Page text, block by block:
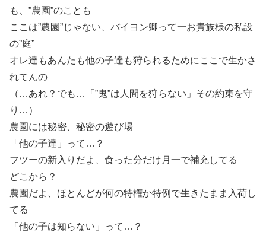
も、”農園”のことも
ここは”農園”じゃない、バイヨン卿って一お貴族様の私設
の”庭”
オレ達もあんたも他の子達も狩られるためにここで生かさ
れてんの
（…あれ？でも…「”鬼”は人間を狩らない」その約束を守
り…）
農園には秘密、秘密の遊び場
「他の子達」って…？
フツーの新入りだよ、食った分だけ月一で補充してる
どこから？
農園だよ、ほとんどが何の特権か特例で生きたまま入荷し
てる
「他の子は知らない」って…？